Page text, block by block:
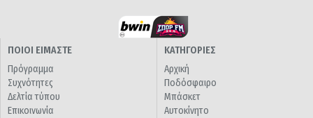
ΠΟΙΟΙ ΕΙΜΑΣΤΕ
Πρόγραμμα
Συχνότητες
Δελτία τύπου
Επικοινωνία
ΚΑΤΗΓΟΡΙΕΣ
Αρχική
Ποδόσφαιρο
Μπάσκετ
Αυτοκίνητο